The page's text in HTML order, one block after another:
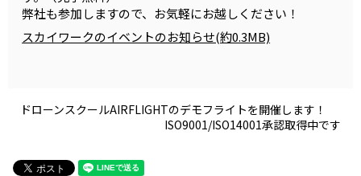
弊社も参加しますので、お気軽にお越しください！
スカイワークのイベントのお知らせ(約0.3MB)
ドローンスクールAIRFLIGHTのデモフライトを開催します！
ISO9001/ISO14001承認取得中です